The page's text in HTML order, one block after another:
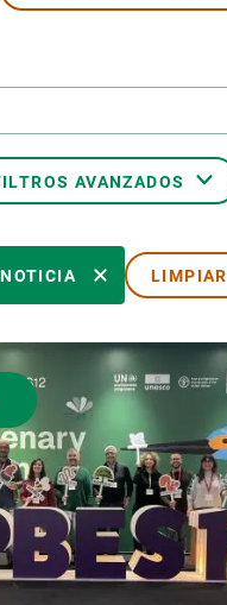
AVANZADOS
TEMAS
AUTOR
Servicios técnicos